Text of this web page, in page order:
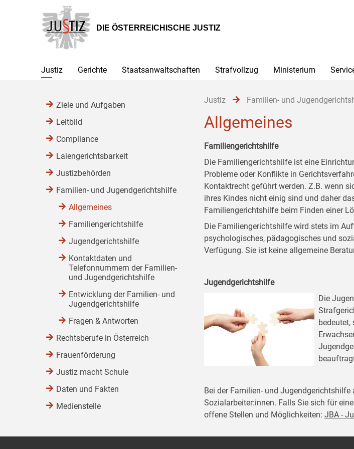
Hauptnavigation
[1]
Inhalt
[2]
Untermenü
[3]
DIE ÖSTERREICHISCHE JUSTIZ
Justiz Gerichte Staatsanwaltschaften Strafvollzug Ministerium
Justiz Familien- und
Allgemeines
Familiengerichtshilfe
Die Familiengerichtshilfe ist eine
Probleme oder Konflikte in
Kontaktrecht geführt werden. Z.B. wenn
ihres Kindes nicht einig sind und daher
Familiengerichtshilfe beim Finden einer
Die Familiengerichtshilfe wird stets im
psychologisches, pädagogisches und
Verfügung. Sie ist keine allgemeine
Jugendgerichtshilfe
Die
Bei der Familien- und
Sozialarbeiter:innen. Falls Sie sich für
offene Stellen und Möglichkeiten: JBA -
Ziele und Aufgaben
Leitbild
Compliance
Laiengerichtsbarkeit
Justizbehörden
Familien- und Jugendgerichtshilfe
Allgemeines
Familiengerichtshilfe
Jugendgerichtshilfe
Kontaktdaten und
Telefonnummern der Familien-
und Jugendgerichtshilfe
Entwicklung der Familien- und
Jugendgerichtshilfe
Fragen & Antworten
Rechtsberufe in Österreich
Frauenförderung
Justiz macht Schule
Daten und Fakten
Medienstelle